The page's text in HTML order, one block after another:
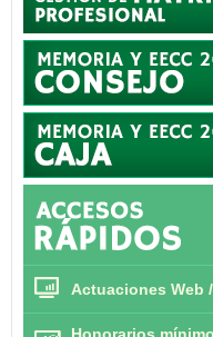
Actuaciones Web